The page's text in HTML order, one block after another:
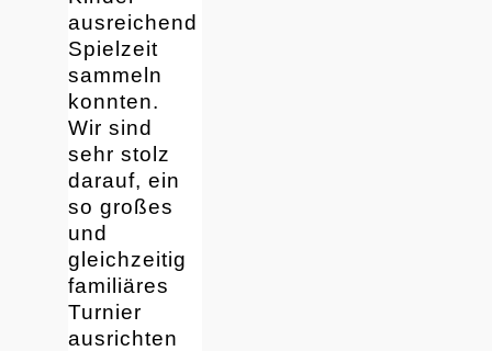
ausreichend
Spielzeit
sammeln
konnten.
Wir sind
sehr stolz
darauf, ein
so großes
und
gleichzeitig
familiäres
Turnier
ausrichten